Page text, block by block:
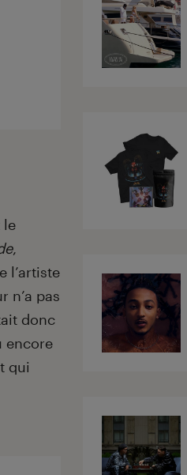
le
,
l’artiste
n’a pas
donc
encore
qui